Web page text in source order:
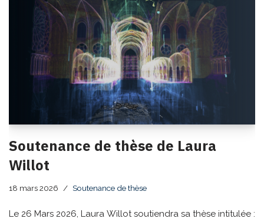
Soutenance de thèse de Laura
Willot
18 mars 2026 Soutenance de thèse
Le 26 Mars 2026, Laura Willot soutiendra sa thèse intitulée :